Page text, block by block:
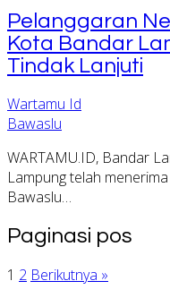
Pelanggaran
Kota Bandar
Tindak Lanjuti
Wartamu Id
Bawaslu
WARTAMU.ID, Bandar
Lampung telah
Bawaslu…
Paginasi pos
1 2 Berikutnya »